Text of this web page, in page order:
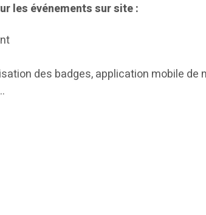
les événements sur site :
des badges, application mobile de